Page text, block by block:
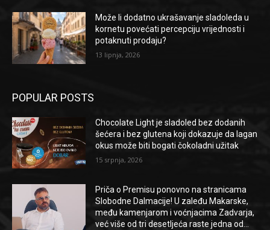
Može li dodatno ukrašavanje sladoleda u
kornetu povećati percepciju vrijednosti i
potaknuti prodaju?
13 lipnja, 2026
POPULAR POSTS
Chocolate Light je sladoled bez dodanih
šećera i bez glutena koji dokazuje da lagan
okus može biti bogati čokoladni užitak
15 srpnja, 2026
Priča o Premisu ponovno na stranicama
Slobodne Dalmacije! U zaleđu Makarske,
među kamenjarom i voćnjacima Zadvarja,
već više od tri desetljeća raste jedna od...